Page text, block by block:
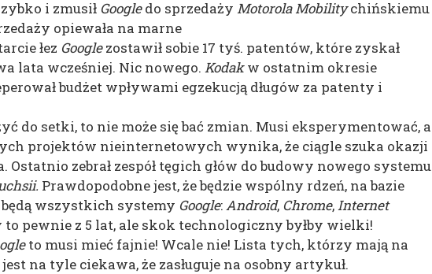
i zmusił Googledo sprzedaży Motorola Mobilitychińskiemu
opiewała na marne
łez Googlezostawił sobie 17 tyś. patentów, które zyskał
lata wcześniej. Nic nowego. Kodakw ostatnim okresie
budżet wpływami egzekucją długów za patenty i
do setki, to nie może się bać zmian. Musi eksperymentować, a
projektów nieinternetowych wynika, że ciągle szuka okazji
Ostatnio zebrał zespół tęgich głów do budowy nowego systemu
Prawdopodobne jest, że będzie wspólny rdzeń, na bazie
wszystkich systemy Google:Android, Chrome,Internet
to pewnie z 5 lat, ale skok technologiczny byłby wielki!
to musi mieć fajnie! Wcale nie! Lista tych, którzy mają na
na tyle ciekawa, że zasługuje na osobny artykuł.